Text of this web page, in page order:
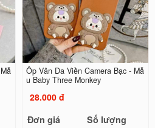
Ốp Vân Da Viền Camera Bạc - Mẫ
u Baby Three Monkey
28.000 đ
Đơn giá
Số lượng